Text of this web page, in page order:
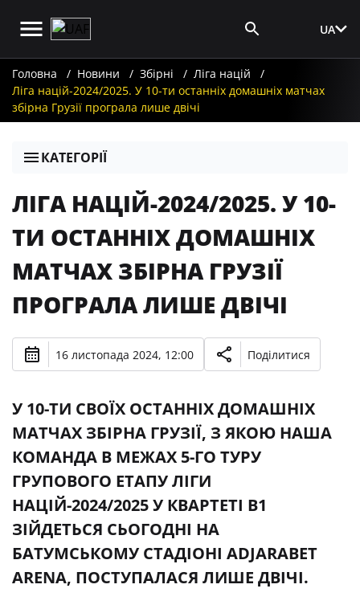
UA
Головна Новини Збірні
Ліга націй
Ліга націй-2024/2025. У 10-ти останніх домашніх матчах
збірна Грузії програла лише двічі
КАТЕГОРІЇ
ЛІГА НАЦІЙ-2024/2025. У 10-
ТИ ОСТАННІХ ДОМАШНІХ
МАТЧАХ ЗБІРНА ГРУЗІЇ
ПРОГРАЛА ЛИШЕ ДВІЧІ
16 листопада 2024, 12:00 Поділитися
У 10-ТИ СВОЇХ ОСТАННІХ ДОМАШНІХ
МАТЧАХ ЗБІРНА ГРУЗІЇ, З ЯКОЮ НАША
КОМАНДА В МЕЖАХ 5-ГО ТУРУ
ГРУПОВОГО ЕТАПУ ЛІГИ
НАЦІЙ-2024/2025 У КВАРТЕТІ В1
ЗІЙДЕТЬСЯ СЬОГОДНІ НА
БАТУМСЬКОМУ СТАДІОНІ ADJARABET
ARENA, ПОСТУПАЛАСЯ ЛИШЕ ДВІЧІ.